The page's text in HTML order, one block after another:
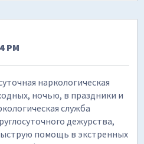
PM
наркологическая
ночью, в праздники и
служба
дежурства,
помощь в экстренных